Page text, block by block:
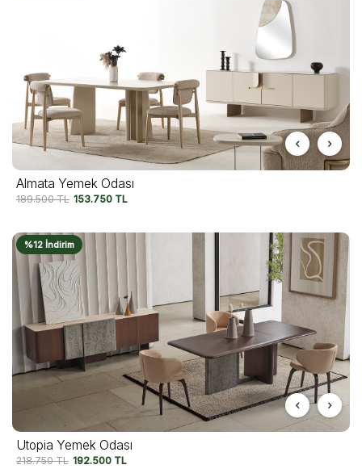
Almata Yemek Odası
189.500TL 153.750 TL
%12 İndirim
Utopia Yemek Odası
218.750TL 192.500 TL